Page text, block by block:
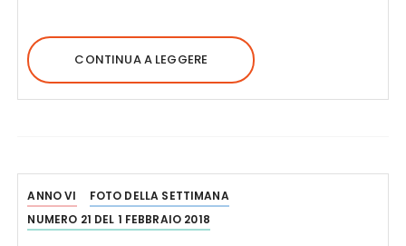
CONTINUA A LEGGERE
ANNO VI
FOTO DELLA SETTIMANA
NUMERO 21 DEL 1 FEBBRAIO 2018